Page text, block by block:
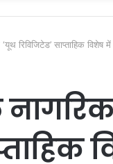
रिविजिटेड’ साप्ताहिक विशेष